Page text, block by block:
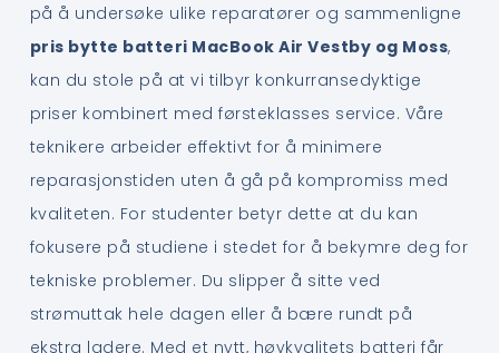
på å undersøke ulike reparatører og sammenligne
pris bytte batteri MacBook Air Vestby og Moss,
kan du stole på at vi tilbyr konkurransedyktige
priser kombinert med førsteklasses service. Våre
teknikere arbeider effektivt for å minimere
reparasjonstiden uten å gå på kompromiss med
kvaliteten. For studenter betyr dette at du kan
fokusere på studiene i stedet for å bekymre deg for
tekniske problemer. Du slipper å sitte ved
strømuttak hele dagen eller å bære rundt på
ekstra ladere. Med et nytt, høykvalitets batteri får